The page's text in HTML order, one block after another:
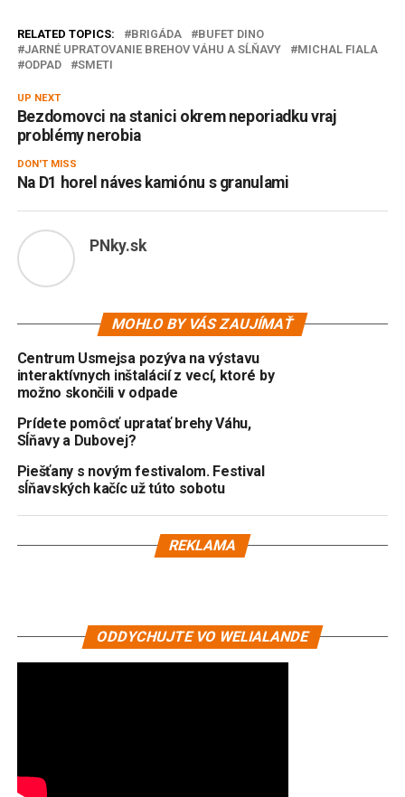
RELATED TOPICS: BRIGÁDA
BUFET DINO
JARNÉ UPRATOVANIE BREHOV VÁHU A SĹŇAVY
MICHAL FIALA
ODPAD
SMETI
UP NEXT
Bezdomovci na stanici okrem neporiadku vraj
problémy nerobia
DON'T MISS
Na D1 horel náves kamiónu s granulami
PNky.sk
MOHLO BY VÁS ZAUJÍMAŤ
Centrum Usmejsa pozýva na výstavu
interaktívnych inštalácií z vecí, ktoré by
možno skončili v odpade
Prídete pomôcť upratať brehy Váhu,
Sĺňavy a Dubovej?
Piešťany s novým festivalom. Festival
sĺňavských kačíc už túto sobotu
REKLAMA
ODDYCHUJTE VO WELIALANDE